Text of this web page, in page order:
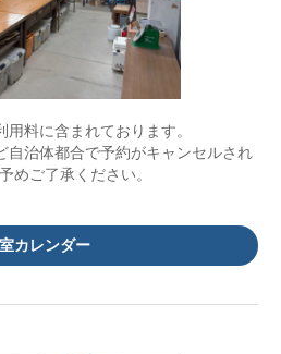
料に含まれております。
自治体都合で予約がキャンセルされ
めご了承ください。
カレンダー